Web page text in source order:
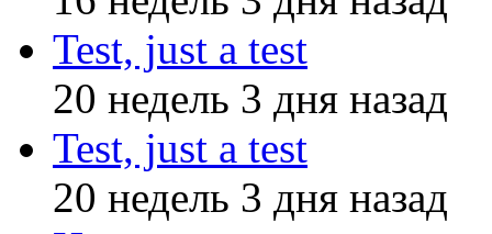
Test, just a test
20 недель 3 дня назад
Test, just a test
20 недель 3 дня назад